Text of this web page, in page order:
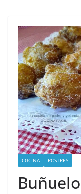
COCINA POSTRES